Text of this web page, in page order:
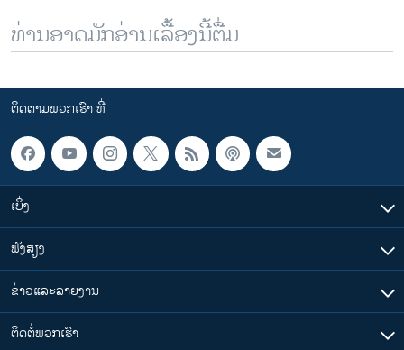
ທ່ານອາດມັກອ່ານເລື້ອງນີ້ຕື່ມ
ຕິດຕາມພວກເຮົາ ທີ່
ເບິ່ງ
ຟັງສຽງ
ຂ່າວແລະລາຍງານ
ຕິດຕໍ່ພວກເຮົາ